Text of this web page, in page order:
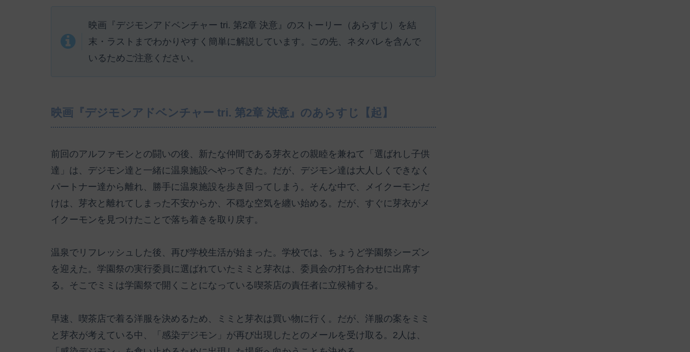
映画『デジモンアドベンチャー tri. 第2章 決意』のストーリー（あらすじ）を結
末・ラストまでわかりやすく簡単に解説しています。この先、ネタバレを含んで
いるためご注意ください。
映画『デジモンアドベンチャー tri. 第2章 決意』のあらすじ【起】
前回のアルファモンとの闘いの後、新たな仲間である芽衣との親睦を兼ねて「選ばれし子供
達」は、デジモン達と一緒に温泉施設へやってきた。だが、デジモン達は大人しくできなく
パートナー達から離れ、勝手に温泉施設を歩き回ってしまう。そんな中で、メイクーモンだ
けは、芽衣と離れてしまった不安からか、不穏な空気を纏い始める。だが、すぐに芽衣がメ
イクーモンを見つけたことで落ち着きを取り戻す。
温泉でリフレッシュした後、再び学校生活が始まった。学校では、ちょうど学園祭シーズン
を迎えた。学園祭の実行委員に選ばれていたミミと芽衣は、委員会の打ち合わせに出席す
る。そこでミミは学園祭で開くことになっている喫茶店の責任者に立候補する。
早速、喫茶店で着る洋服を決めるため、ミミと芽衣は買い物に行く。だが、洋服の案をミミ
と芽衣が考えている中、「感染デジモン」が再び出現したとのメールを受け取る。2人は、